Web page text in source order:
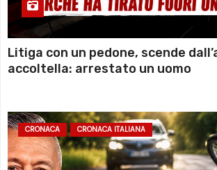
Litiga con un pedone, scende
accoltella: arrestato un uomo
CRONACA CRONACA ITALIANA